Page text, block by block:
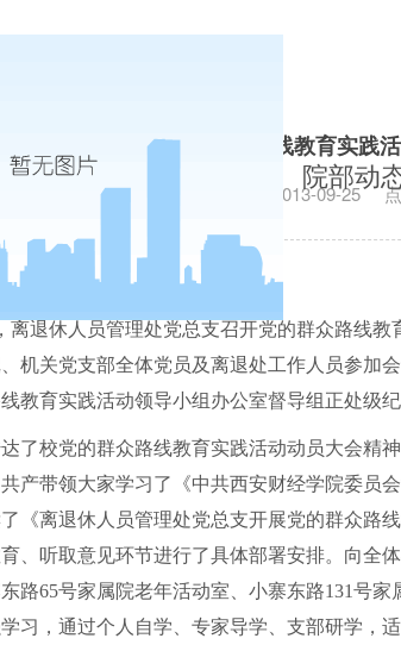
院部动
离退处党总支召开党的群众路线教育实践
发布日期：2013-09-25
离退休人员管理处党总支召开党的群众路线
机关党支部全体党员及离退处工作人员参加
教育实践活动领导小组办公室督导组正处级
了校党的群众路线教育实践活动动员大会精
产带领大家学习了《中共西安财经学院委员
《离退休人员管理处党总支开展党的群众路
、听取意见环节进行了具体部署安排。向全
路65号家属院老年活动室、小寨东路131号家
习，通过个人自学、专家导学、支部研学，